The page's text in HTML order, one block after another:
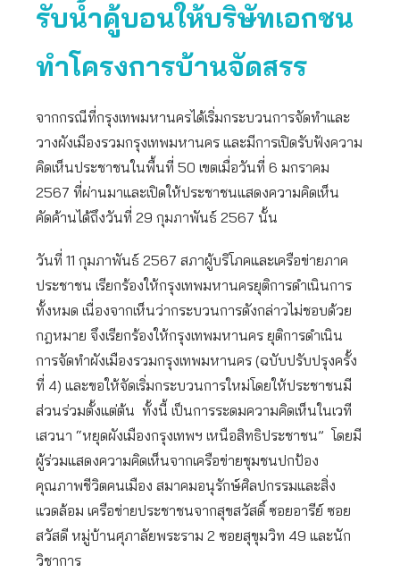
รับน้ำคู้บอนให้บริษัทเอกชน
ทำโครงการบ้านจัดสรร
จากกรณีที่กรุงเทพมหานครได้เริ่มกระบวนการจัดทำและ
วางผังเมืองรวมกรุงเทพมหานคร และมีการเปิดรับฟังความ
คิดเห็นประชาชนในพื้นที่ 50 เขตเมื่อวันที่ 6 มกราคม
2567 ที่ผ่านมาและเปิดให้ประชาชนแสดงความคิดเห็น
คัดค้านได้ถึงวันที่ 29 กุมภาพันธ์ 2567 นั้น
วันที่ 11 กุมภาพันธ์ 2567 สภาผู้บริโภคและเครือข่ายภาค
ประชาชน เรียกร้องให้กรุงเทพมหานครยุติการดำเนินการ
ทั้งหมด เนื่องจากเห็นว่ากระบวนการดังกล่าวไม่ชอบด้วย
กฎหมาย จึงเรียกร้องให้กรุงเทพมหานคร ยุติการดำเนิน
การจัดทำผังเมืองรวมกรุงเทพมหานคร (ฉบับปรับปรุงครั้ง
ที่ 4) และขอให้จัดเริ่มกระบวนการใหม่โดยให้ประชาชนมี
ส่วนร่วมตั้งแต่ต้น ทั้งนี้ เป็นการระดมความคิดเห็นในเวที
เสวนา “หยุดผังเมืองกรุงเทพฯ เหนือสิทธิประชาชน” โดยมี
ผู้ร่วมแสดงความคิดเห็นจากเครือข่ายชุมชนปกป้อง
คุณภาพชีวิตคนเมือง สมาคมอนุรักษ์ศิลปกรรมและสิ่ง
แวดล้อม เครือข่ายประชาชนจากสุขสวัสดิ์ ซอยอารีย์ ซอย
สวัสดี หมู่บ้านศุภาลัยพระราม 2 ซอยสุขุมวิท 49 และนัก
วิชาการ